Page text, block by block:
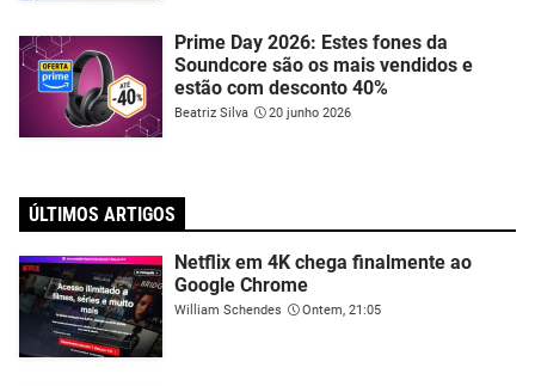
Prime Day 2026: Estes fones da
Soundcore são os mais vendidos e
estão com desconto 40%
Beatriz Silva 20 junho 2026
ÚLTIMOS ARTIGOS
Netflix em 4K chega finalmente ao
Google Chrome
William Schendes Ontem, 21:05